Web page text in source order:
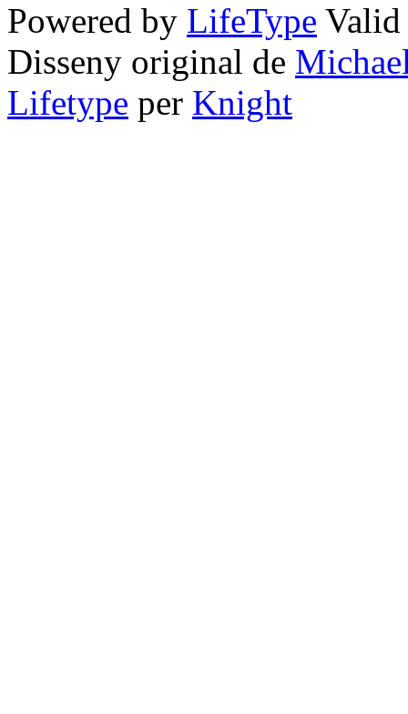
Powered by LifeType
Disseny original de
Lifetype per Knight